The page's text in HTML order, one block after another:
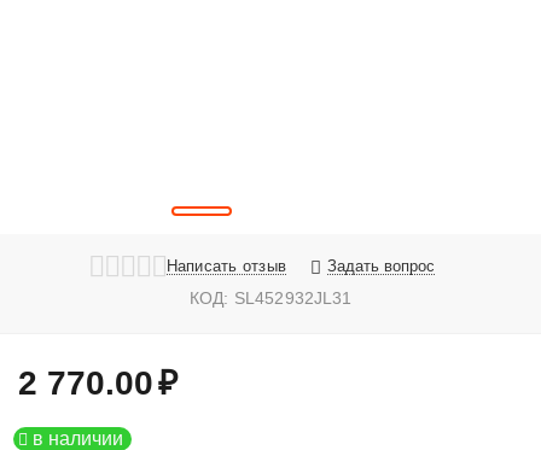
Написать отзыв Задать вопрос
КОД: SL452932JL31
2 770.00₽
в наличии